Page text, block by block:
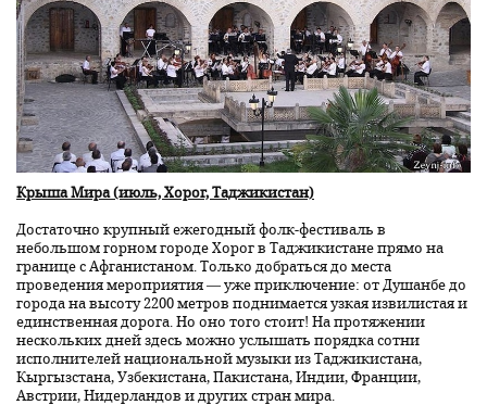
Крыша Мира (июль, Хорог, Таджикистан)
Достаточно крупный ежегодный фолк-фестиваль в
небольшом горном городе Хорог в Таджикистане прямо на
границе с Афганистаном. Только добраться до места
проведения мероприятия — уже приключение: от Душанбе до
города на высоту 2200 метров поднимается узкая извилистая и
единственная дорога. Но оно того стоит! На протяжении
нескольких дней здесь можно услышать порядка сотни
исполнителей национальной музыки из Таджикистана,
Кыргызстана, Узбекистана, Пакистана, Индии, Франции,
Австрии, Нидерландов и других стран мира.